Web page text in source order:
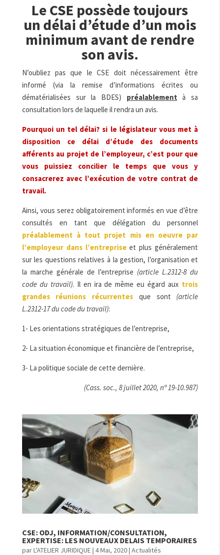
Le CSE possède toujours
un délai d’étude d’un mois
minimum avant de rendre
son avis.
N’oubliez pas que le CSE doit nécessairement être
informé (via la remise d’informations écrites ou
dématérialisées sur la BDES) préalablement à sa
consultation lors de laquelle il rendra un avis.
Pourquoi un tel délai? si le législateur vous met à
disposition ce délai d’étude des documents
afférents au projet de l’employeur, c’est pour que
vous puissiez concilier le temps que vous y
consacrerez avec l’exécution de votre contrat de
travail.
Ainsi, vous serez obligatoirement informés en vue d’être
consultés en tant que délégation du personnel
préalablement à tout projet mis en oeuvre par
l’employeur dans l’entrepriseet plus généralement
sur les questions relatives à la gestion, l’organisation et
la marche générale de l’entreprise (article L.2312-8 du
code du travail). Il en ira de même eu égard aux trois
grandes réunions récurrentes que sont (article
L.2312-17 du code du travail):
1- Les orientations stratégiques de l’entreprise,
2- La situation économique et financière de l’entreprise,
3- La politique sociale de cette dernière.
(Cass. soc., 8 juillet 2020, nº 19-10.987)
CSE: ODJ, INFORMATION/CONSULTATION,
EXPERTISE: LES NOUVEAUX DELAIS TEMPORAIRES
parL'ATELIER JURIDIQUE| 4 Mai, 2020| Actualités